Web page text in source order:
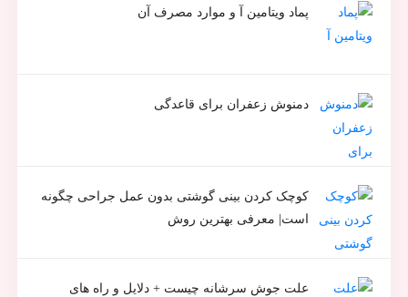
پماد ویتامین آ و موارد مصرف آن
دمنوش زعفران برای قاعدگی
کوچک کردن بینی گوشتی بدون عمل جراحی چگونه
است| معرفی بهترین روش
علت جوش سرشانه چیست + دلایل و راه های